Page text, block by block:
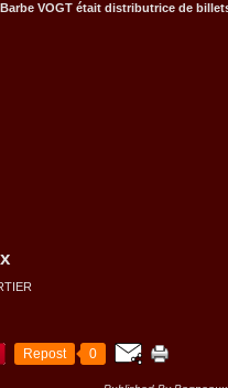
VOGT était distributrice de
Repost 0